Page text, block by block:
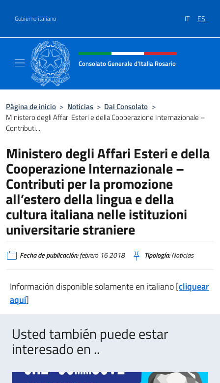
Gobierno italiano IT ES
Encabezado del sitio web,
Consolato Generale d'Italia Rosario
Página de inicio > Noticias > Dal Consolato >
Ministero degli Affari Esteri e della Cooperazione Internazionale –
Contributi...
Ministero degli Affari Esteri e della
Cooperazione Internazionale –
Contributi per la promozione
all’estero della lingua e della
cultura italiana nelle istituzioni
universitarie straniere
Fecha de publicación:febrero 16 2018 Tipología:Noticias
Información disponible solamente en italiano [cliquear
aquí]
Usted también puede estar
interesado en ..